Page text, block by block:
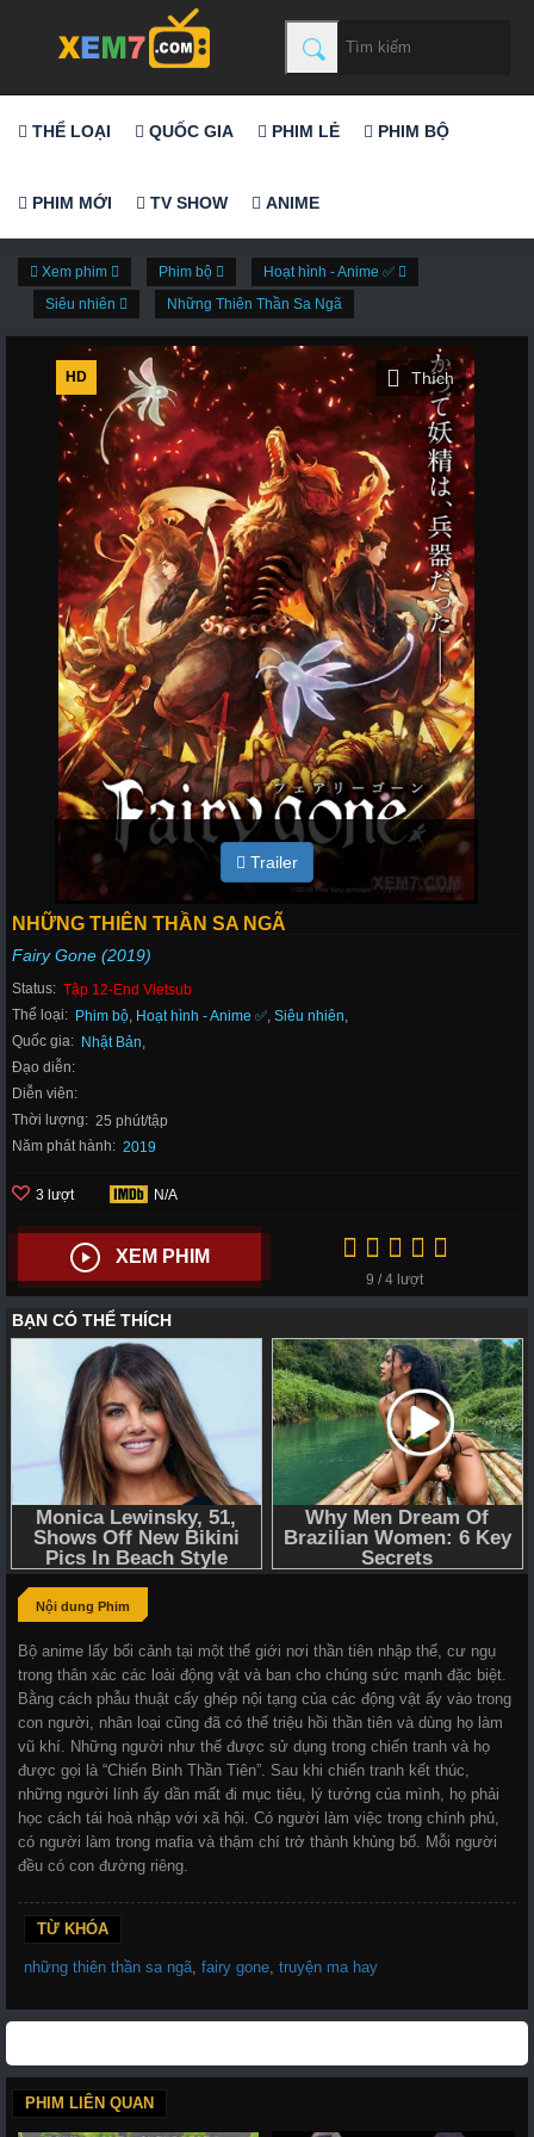
THỂ LOẠI QUỐC GIA PHIM LẺ PHIM BỘ
PHIM MỚI TV SHOW ANIME
Xem phim Phim bộ
Hoạt hình - Anime ✅
Siêu nhiên
Những Thiên Thần Sa Ngã
HD
Trailer
NHỮNG THIÊN THẦN SA NGÃ
Fairy Gone (2019)
Status: Tập 12-End Vietsub
Thể loại: Phim bộ, Hoạt hình - Anime ✅, Siêu nhiên,
Quốc gia: Nhật Bản,
Đạo diễn:
Diễn viên:
Thời lượng: 25 phút/tập
Năm phát hành: 2019
3 lượt N/A
XEM PHIM
9 / 4 lượt
Nội dung Phim
Bộ anime lấy bối cảnh tại một thế giới nơi thần tiên nhập thể, cư ngụ
trong thân xác các loài động vật và ban cho chúng sức mạnh đặc biệt.
Bằng cách phẫu thuật cấy ghép nội tạng của các động vật ấy vào trong
con người, nhân loại cũng đã có thế triệu hồi thần tiên và dùng họ làm
vũ khí. Những người như thế được sử dụng trong chiến tranh và họ
được gọi là “Chiến Binh Thần Tiên”. Sau khi chiến tranh kết thúc,
những người lính ấy dần mất đi mục tiêu, lý tưởng của mình, họ phải
học cách tái hoà nhập với xã hội. Có người làm việc trong chính phủ,
có người làm trong mafia và thậm chí trở thành khủng bố. Mỗi người
đều có con đường riêng.
TỪ KHÓA
những thiên thần sa ngã fairy gone truyện ma hay
PHIM LIÊN QUAN